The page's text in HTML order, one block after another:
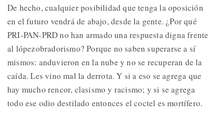
De hecho, cualquier posibilidad que tenga la oposición
en el futuro vendrá de abajo, desde la gente. ¿Por qué
PRI-PAN-PRD no han armado una respuesta digna frente
al lópezobradorismo? Porque no saben superarse a sí
mismos: anduvieron en la nube y no se recuperan de la
caída. Les vino mal la derrota. Y si a eso se agrega que
hay mucho rencor, clasismo y racismo; y si se agrega
todo ese odio destilado entonces el coctel es mortífero.